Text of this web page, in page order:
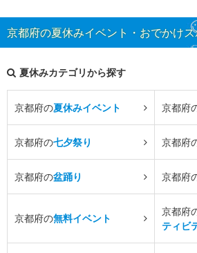
京都府の夏休みイベント・おでかけ
夏休みカテゴリから探す
京都府の夏休みイベント 京都府
京都府の七夕祭り 京都府
京都府の盆踊り 京都府
京都府の無料イベント
京都府
ティビ